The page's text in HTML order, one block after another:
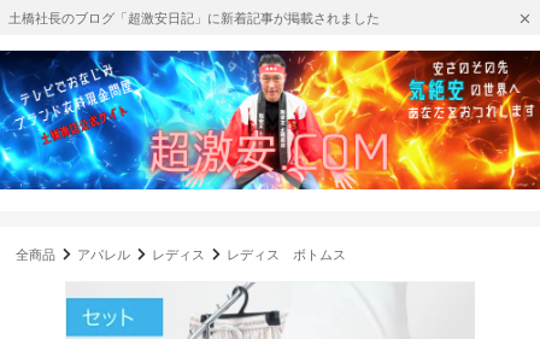
土橋社長のブログ「超激安日記」に新着記事が掲載されました
全商品 アパレル レディス レディス ボトムス